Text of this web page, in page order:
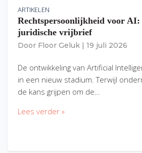
ARTIKELEN
Rechtspersoonlijkheid voor
juridische vrijbrief
Door Floor Geluk 19 juli 2026
De ontwikkeling van Artificial
in een nieuw stadium. Terwijl
de kans grijpen om de…
Lees verder »